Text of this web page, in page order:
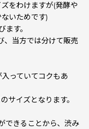
をわけますが(発酵や
いためです)
す。
、当方では分けて販売
っていてコクもあ
サイズとなります。
できることから、渋み